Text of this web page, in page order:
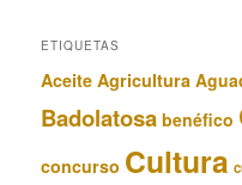
ETIQUETAS
Aceite Agricultura
Badolatosa benéfico
concurso Cultura